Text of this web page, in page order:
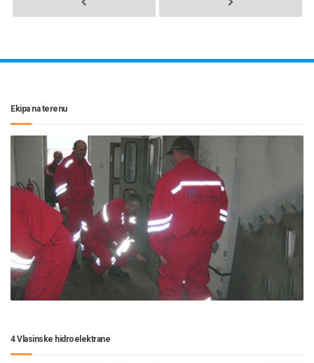
Ekipa na terenu
4 Vlasinske hidroelektrane